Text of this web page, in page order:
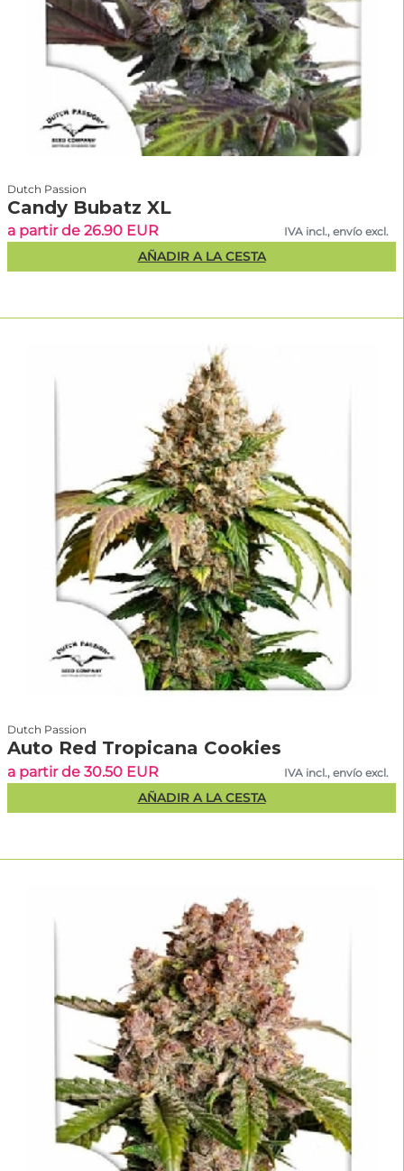
Dutch Passion
Candy Bubatz XL
a partir de 26.90 EUR IVA incl., envío excl.
AÑADIR A LA CESTA
Dutch Passion
Auto Red Tropicana Cookies
a partir de 30.50 EUR IVA incl., envío excl.
AÑADIR A LA CESTA